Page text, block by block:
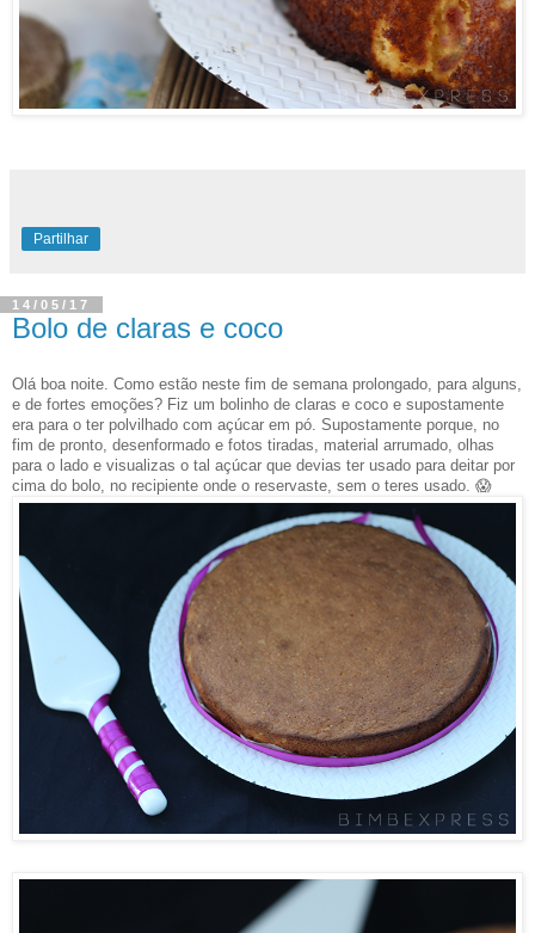
Partilhar
14/05/17
Bolo de claras e coco
Olá boa noite. Como estão neste fim de semana prolongado, para alguns,
e de fortes emoções? Fiz um bolinho de claras e coco e supostamente
era para o ter polvilhado com açúcar em pó. Supostamente porque, no
fim de pronto, desenformado e fotos tiradas, material arrumado, olhas
para o lado e visualizas o tal açúcar que devias ter usado para deitar por
cima do bolo, no recipiente onde o reservaste, sem o teres usado. 😱